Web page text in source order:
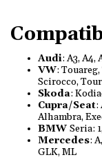
Audi: A3, A4,
VW:
Scirocco,
Skoda:
Cupra/Seat:
Alhambra,
BMW Seria:
Mercedes:
GLK, ML